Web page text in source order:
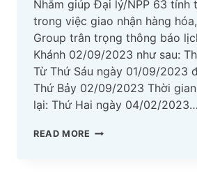
Nhằm giúp Đại lý/NPP 63 tỉnh
trong việc giao nhận hàng
Group trân trọng thông báo
Khánh 02/09/2023 như sau:
Từ Thứ Sáu ngày 01/09/2023
Thứ Bảy 02/09/2023 Thời
lại: Thứ Hai ngày 04/02/2023…
READ MORE PHÚ